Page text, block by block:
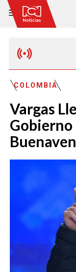
COLOMBIA
Vargas
Gobierno